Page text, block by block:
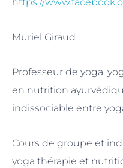
Muriel Giraud :
Professeur de yoga,
en nutrition
indissociable entre
Cours de groupe et
yoga thérapie et